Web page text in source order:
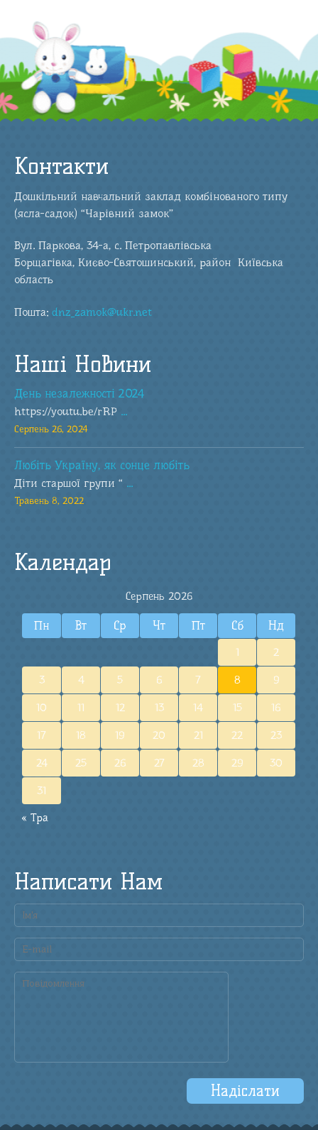
Контакти
Дошкільний навчальний заклад комбінованого типу
(ясла-садок) “Чарівний замок”
Вул. Паркова, 34-а, с. Петропавлівська
Борщагівка, Києво-Святошинський, район Київська
область
Пошта:dnz_zamok@ukr.net
Наші Новини
День незалежності 2024
https://youtu.be/rRP ...
Серпень 26, 2024
Любіть Україну, як сонце любіть
Діти старшої групи “ ...
Травень 8, 2022
Календар
Серпень 2026
Пн Вт Ср Чт Пт Сб Нд
« Тра
1 2
3 4 5 6 7 8 9
10 11 12 13 14 15 16
17 18 19 20 21 22 23
24 25 26 27 28 29 30
31
Написати Нам